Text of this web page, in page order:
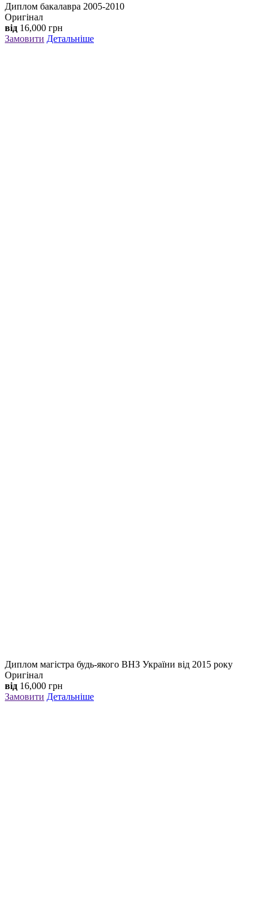
Диплом бакалавра 2005-2010
Оригінал
від 16,000 грн
Замовити Детальніше
Диплом магістра будь-якого ВНЗ України від 2015 року
Оригінал
від 16,000 грн
Замовити Детальніше